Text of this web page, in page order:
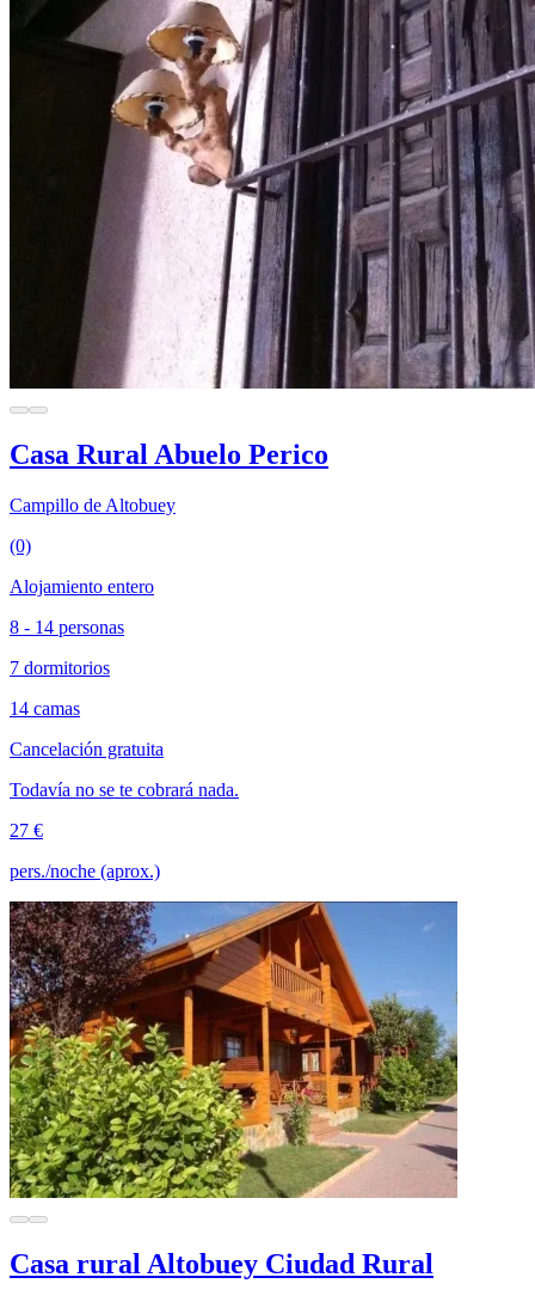
Casa Rural Abuelo Perico
Campillo de Altobuey
(0)
Alojamiento entero
8 - 14 personas
7 dormitorios
14 camas
Cancelación gratuita
Todavía no se te cobrará nada.
27 €
pers./noche (aprox.)
Casa rural Altobuey Ciudad Rural